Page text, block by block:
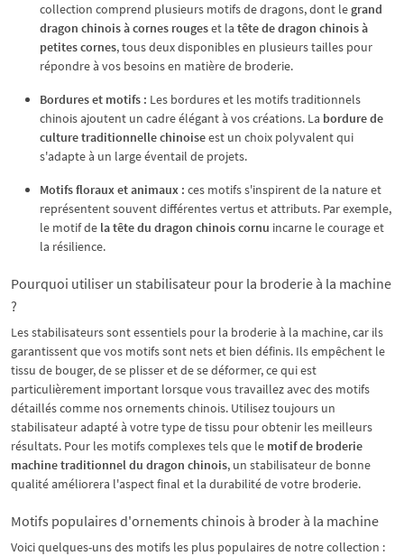
collection comprend plusieurs motifs de dragons, dont legrand
dragon chinois à cornes rougeset la tête de dragon chinois à
petites cornes, tous deux disponibles en plusieurs tailles pour
répondre à vos besoins en matière de broderie.
Bordures et motifs : Les bordures et les motifs traditionnels
chinois ajoutent un cadre élégant à vos créations. La bordure de
culture traditionnelle chinoiseest un choix polyvalent qui
s'adapte à un large éventail de projets.
Motifs floraux et animaux : ces motifs s'inspirent de la nature et
représentent souvent différentes vertus et attributs. Par exemple,
le motif de la tête du dragon chinois cornu incarne le courage et
la résilience.
Pourquoi utiliser un stabilisateur pour la broderie à la machine
?
Les stabilisateurs sont essentiels pour la broderie à la machine, car ils
garantissent que vos motifs sont nets et bien définis. Ils empêchent le
tissu de bouger, de se plisser et de se déformer, ce qui est
particulièrement important lorsque vous travaillez avec des motifs
détaillés comme nos ornements chinois. Utilisez toujours un
stabilisateur adapté à votre type de tissu pour obtenir les meilleurs
résultats. Pour les motifs complexes tels que le motif de broderie
machine traditionnel du dragon chinois, un stabilisateur de bonne
qualité améliorera l'aspect final et la durabilité de votre broderie.
Motifs populaires d'ornements chinois à broder à la machine
Voici quelques-uns des motifs les plus populaires de notre collection :